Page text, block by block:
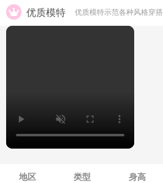
优质模特 优质模特示范各种风格穿搭
地区 类型 身高